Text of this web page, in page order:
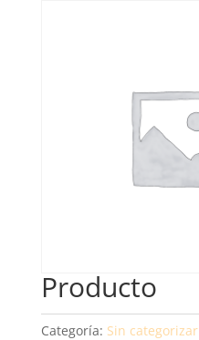
Producto
Categoría: Sin categorizar